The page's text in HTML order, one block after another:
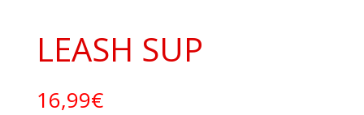
LEASH SUP
16,99€